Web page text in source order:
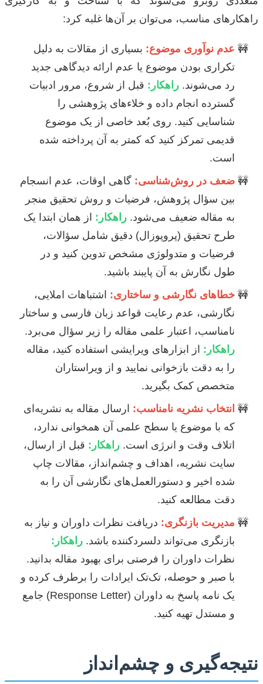
راهکارهای مناسب، می‌توان بر آن‌ها غلبه کرد:
عدم نوآوری موضوع: بسیاری از مقالات به دلیل
تکراری بودن موضوع یا عدم ارائه دیدگاهی جدید
رد می‌شوند. راهکار: قبل از شروع، مرور ادبیات
گسترده انجام داده و خلاءهای پژوهشی را
شناسایی کنید. روی بُعد خاصی از یک موضوع
قدیمی تمرکز کنید که کمتر به آن پرداخته شده
است.
ضعف در روش‌شناسی: گاهی اوقات، عدم انسجام
بین سؤال پژوهش، فرضیات و روش تحقیق منجر
به مقاله ضعیف می‌شود. راهکار: از همان ابتدا یک
طرح تحقیق (پروپوزال) دقیق شامل سؤالات،
فرضیات و متدولوژی مشخص تدوین کنید و در
طول نگارش به آن پایبند باشید.
خطاهای نگارشی و ساختاری: اشتباهات املایی،
نگارشی، عدم رعایت قواعد زبان فارسی و ساختار
نامناسب، اعتبار علمی مقاله را زیر سؤال می‌برد.
راهکار: از ابزارهای ویرایشی استفاده کنید، مقاله
را به دقت بازخوانی نمایید و از ویراستاران
متخصص کمک بگیرید.
انتخاب نشریه نامناسب: ارسال مقاله به نشریه‌ای
که با موضوع یا سطح علمی آن همخوانی ندارد،
اتلاف وقت و انرژی است. راهکار: قبل از ارسال،
سایت نشریه، اهداف و چشم‌انداز، مقالات چاپ
شده اخیر و دستورالعمل‌های نگارشی آن را به
دقت مطالعه کنید.
مدیریت بازنگری: دریافت نظرات داوران و نیاز به
بازنگری می‌تواند دلسردکننده باشد. راهکار:
نظرات داوران را فرصتی برای بهبود مقاله بدانید.
با صبر و حوصله، تک‌تک ایرادات را برطرف کرده و
یک نامه پاسخ به داوران (Response Letter) جامع
و مستدل تهیه کنید.
نتیجه‌گیری و چشم‌انداز